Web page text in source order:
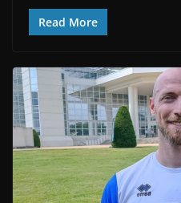
Read More